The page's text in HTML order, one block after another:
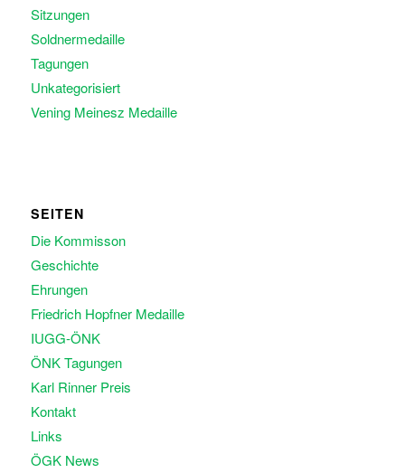
Sitzungen
Soldnermedaille
Tagungen
Unkategorisiert
Vening Meinesz Medaille
SEITEN
Die Kommisson
Geschichte
Ehrungen
Friedrich Hopfner Medaille
IUGG-ÖNK
ÖNK Tagungen
Karl Rinner Preis
Kontakt
Links
ÖGK News